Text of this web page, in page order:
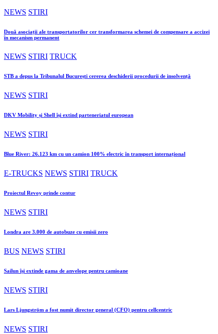
NEWS STIRI
Două asociații ale transportatorilor cer transformarea schemei de compensare a accizei
în mecanism permanent
NEWS STIRI TRUCK
STB a depus la Tribunalul București cererea deschiderii procedurii de insolvență
NEWS STIRI
DKV Mobility și Shell își extind parteneriatul european
NEWS STIRI
Blue River: 26.123 km cu un camion 100% electric în transport internațional
E-TRUCKS NEWS STIRI TRUCK
Proiectul Revoy prinde contur
NEWS STIRI
Londra are 3.000 de autobuze cu emisii zero
BUS NEWS STIRI
Sailun își extinde gama de anvelope pentru camioane
NEWS STIRI
Lars Ljungström a fost numit director general (CFO) pentru cellcentric
NEWS STIRI